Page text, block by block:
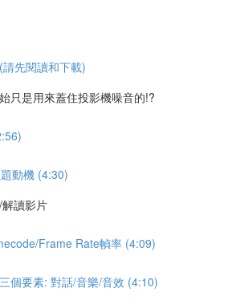
先閱讀和下載)
只是用來蓋住投影機噪音的!?
動機 (4:30)
讀影片
Frame Rate幀率 (4:09)
個要素: 對話/音樂/音效 (4:10)